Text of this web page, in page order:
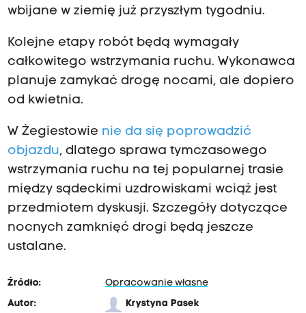
wbijane w ziemię już przyszłym tygodniu.
Kolejne etapy robót będą wymagały
całkowitego wstrzymania ruchu. Wykonawca
planuje zamykać drogę nocami, ale dopiero
od kwietnia.
W Żegiestowie nie da się poprowadzić
objazdu, dlatego sprawa tymczasowego
wstrzymania ruchu na tej popularnej trasie
między sądeckimi uzdrowiskami wciąż jest
przedmiotem dyskusji. Szczegóły dotyczące
nocnych zamknięć drogi będą jeszcze
ustalane.
Źródło:
Opracowanie własne
Autor:
Krystyna Pasek